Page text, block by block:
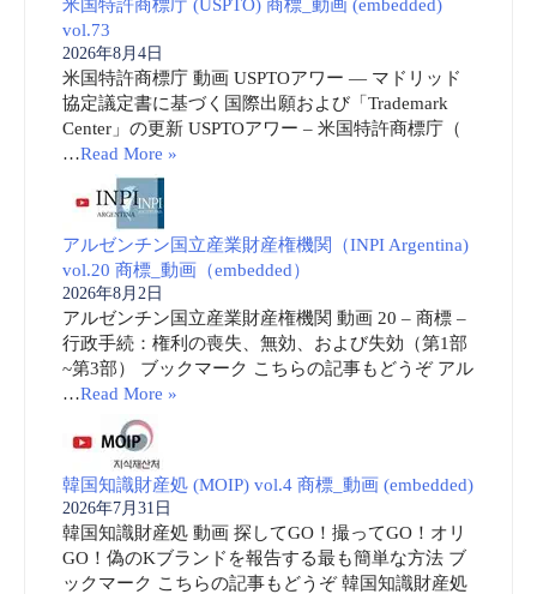
米国特許商標庁 (USPTO) 商標_動画 (embedded)
vol.73
2026年8月4日
米国特許商標庁 動画 USPTOアワー ― マドリッド
協定議定書に基づく国際出願および「Trademark
Center」の更新 USPTOアワー – 米国特許商標庁（
…Read More »
アルゼンチン国立産業財産権機関（INPI Argentina)
vol.20 商標_動画（embedded）
2026年8月2日
アルゼンチン国立産業財産権機関 動画 20 – 商標 –
行政手続：権利の喪失、無効、および失効（第1部
~第3部） ブックマーク こちらの記事もどうぞ アル
…Read More »
韓国知識財産処 (MOIP) vol.4 商標_動画 (embedded)
2026年7月31日
韓国知識財産処 動画 探してGO！撮ってGO！オリ
GO！偽のKブランドを報告する最も簡単な方法 ブ
ックマーク こちらの記事もどうぞ 韓国知識財産処